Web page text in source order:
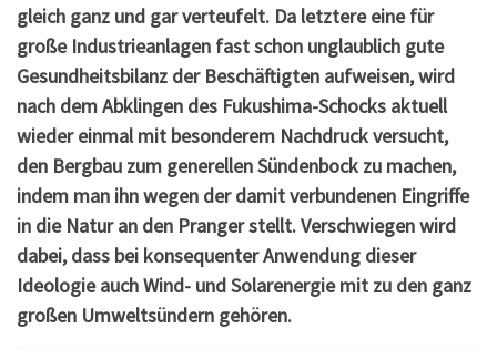
gleich ganz und gar verteufelt. Da letztere eine für
große Industrieanlagen fast schon unglaublich gute
Gesundheitsbilanz der Beschäftigten aufweisen, wird
nach dem Abklingen des Fukushima-Schocks aktuell
wieder einmal mit besonderem Nachdruck versucht,
den Bergbau zum generellen Sündenbock zu machen,
indem man ihn wegen der damit verbundenen Eingriffe
in die Natur an den Pranger stellt. Verschwiegen wird
dabei, dass bei konsequenter Anwendung dieser
Ideologie auch Wind- und Solarenergie mit zu den ganz
großen Umweltsündern gehören.